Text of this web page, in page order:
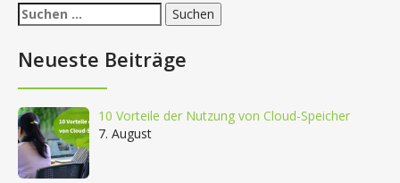
Suchen
nach:
Neueste Beiträge
10 Vorteile der Nutzung von Cloud-Speicher
7. August